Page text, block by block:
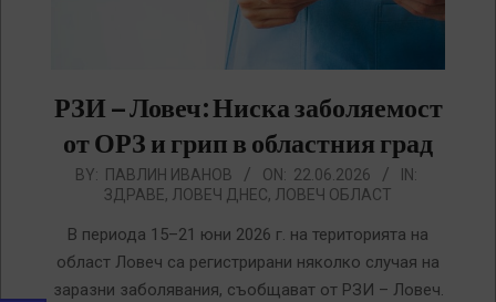
РЗИ – Ловеч: Ниска заболяемост
от ОРЗ и грип в областния град
2026-
BY: ПАВЛИН ИВАНОВ ON: 22.06.2026
IN:
ЗДРАВЕ, ЛОВЕЧ ДНЕС, ЛОВЕЧ ОБЛАСТ
В периода 15–21 юни 2026 г. на територията на
област Ловеч са регистрирани няколко случая на
заразни заболявания, съобщават от РЗИ – Ловеч.